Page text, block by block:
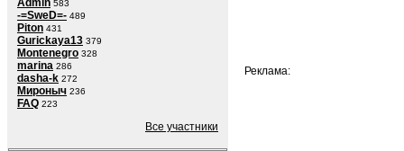
Admin 583
-=SweD=- 489
Piton 431
Gurickaya13 379
Montenegro 328
marina 286
dasha-k 272
Мироныч 236
FAQ 223
Все участники
Реклама: